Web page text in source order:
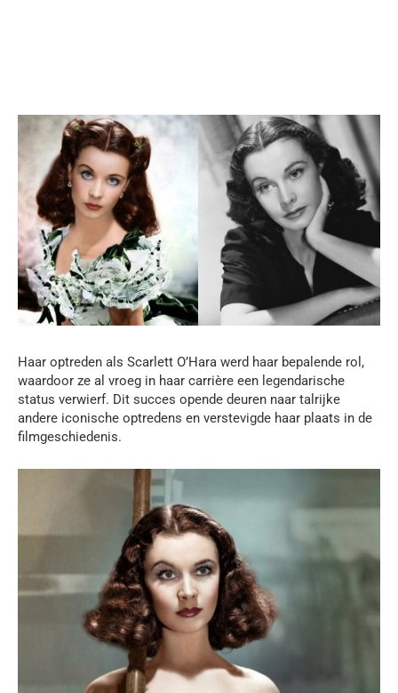
Haar optreden als Scarlett O’Hara werd haar bepalende rol,
waardoor ze al vroeg in haar carrière een legendarische
status verwierf. Dit succes opende deuren naar talrijke
andere iconische optredens en verstevigde haar plaats in de
filmgeschiedenis.